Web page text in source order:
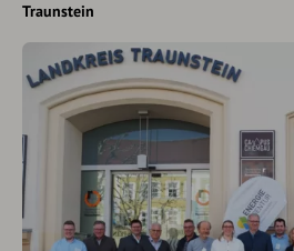
Traunstein